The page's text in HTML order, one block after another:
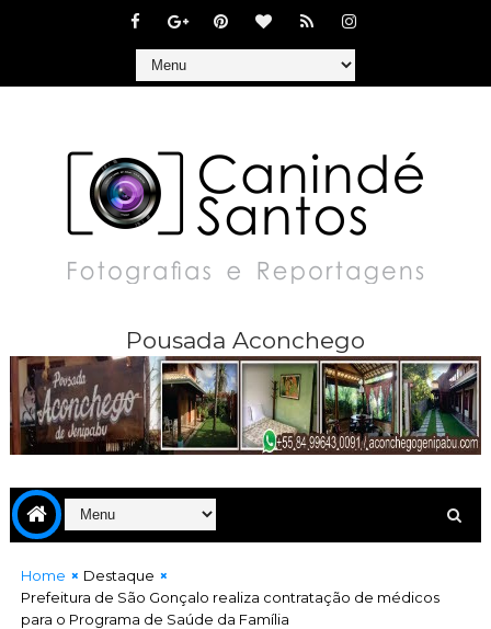
Pousada Aconchego
Home
Destaque
Prefeitura de São Gonçalo realiza contratação de médicos
para o Programa de Saúde da Família